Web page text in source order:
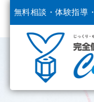
無料相談・体験指導・
中